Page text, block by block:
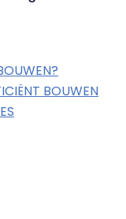
BOUWEN